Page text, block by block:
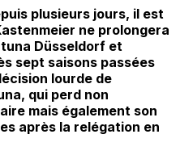
plusieurs jours, il est
ne prolongera
Düsseldorf et
sept saisons passées
lourde de
qui perd non
mais également son
après la relégation en